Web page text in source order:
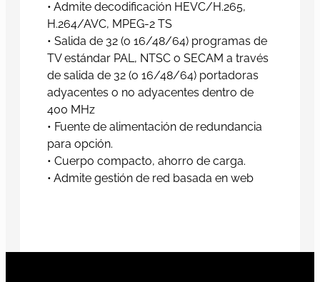
• Admite decodificación HEVC/H.265,
H.264/AVC, MPEG-2 TS
• Salida de 32 (o 16/48/64) programas de
TV estándar PAL, NTSC o SECAM a través
de salida de 32 (o 16/48/64) portadoras
adyacentes o no adyacentes dentro de
400 MHz
• Fuente de alimentación de redundancia
para opción.
• Cuerpo compacto, ahorro de carga.
• Admite gestión de red basada en web